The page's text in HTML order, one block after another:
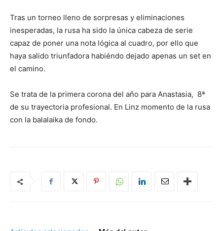
Tras un torneo lleno de sorpresas y eliminaciones
inesperadas, la rusa ha sido la única cabeza de serie
capaz de poner una nota lógica al cuadro, por ello que
haya salido triunfadora habiéndo dejado apenas un set en
el camino.
Se trata de la primera corona del año para Anastasia, 8ª
de su trayectoria profesional. En Linz momento de la rusa
con la balalaika de fondo.